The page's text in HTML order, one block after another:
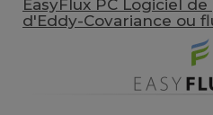
EasyFlux PC Logiciel
d'Eddy-Covariance ou